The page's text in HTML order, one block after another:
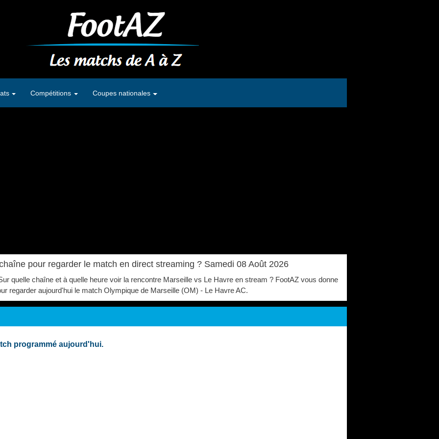
pour regarder le match en direct streaming ? Samedi 08 Août 2026
quelle chaîne et à quelle heure voir la rencontre Marseille vs Le Havre en stream ? FootAZ vous donne
regarder aujourd'hui le match Olympique de Marseille (OM) - Le Havre AC.
programmé aujourd'hui.
Compétitions Coupes nationales